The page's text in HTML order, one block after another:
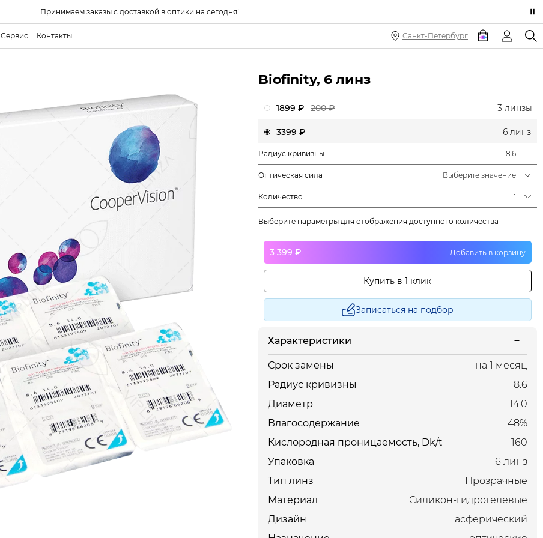
Принимаем заказы с доставкой в оптики на сегодня!
Сервис Контакты Санкт-Петербург
Biofinity, 6 линз
1899 ₽ 200 ₽ 3 линзы
3399 ₽ 6 линз
Радиус кривизны 8.6
Оптическая сила Выберите значение
Количество 1
Выберите параметры для отображения доступного количества
3 399 ₽ Добавить в корзину
Купить в 1 клик
Записаться на подбор
Характеристики
Срок замены
на 1 месяц
Радиус кривизны
8.6
Диаметр
14.0
Влагосодержание
48%
Кислородная проницаемость, Dk/t
160
Упаковка
6 линз
Тип линз
Прозрачные
Материал
Силикон-гидрогелевые
Дизайн
асферический